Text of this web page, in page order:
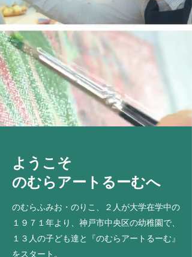
ようこそ
のむらアートるーむへ
のむらふみお・のりこ、２人が大学在学中の
１９７１年より、神戸市中央区の幼稚園で、
１３人の子ども達と『のむらアートるーむ』
をスタート。